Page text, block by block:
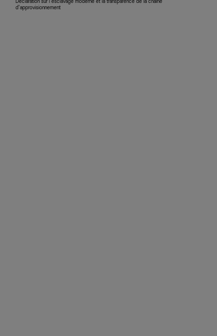
Déclaration sur l’esclavage moderne et la transparence de la chaîne
d’approvisionnement